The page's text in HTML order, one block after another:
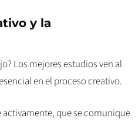
y la
Los mejores estudios ven al
en el proceso creativo.
que se comunique